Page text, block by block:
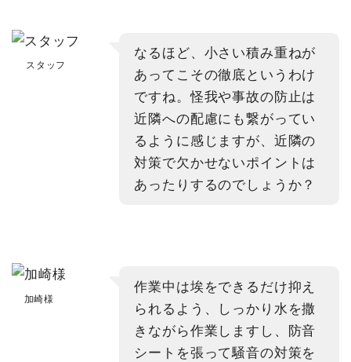
スタッフ
なるほど、小さい積み重ねが
あってこその徹底というわけ
ですね。怪我や事故の防止は
近隣への配慮にも繋がってい
るように感じますが、近隣の
対策で欠かせないポイントは
あったりするのでしょうか？
加崎様
作業中は埃をできるだけ抑え
られるよう、しっかり水を撒
きながら作業しますし、防音
シートを張って騒音の対策を